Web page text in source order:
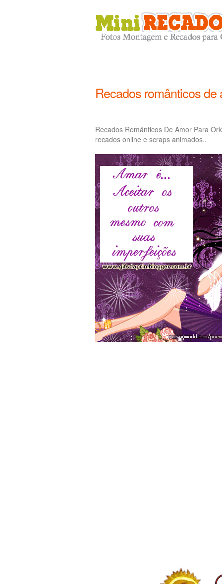
Recados românticos de
Recados Românticos De Amor Para
recados online e scraps animados..